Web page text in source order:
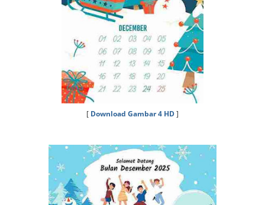
[ Download Gambar 4 HD]